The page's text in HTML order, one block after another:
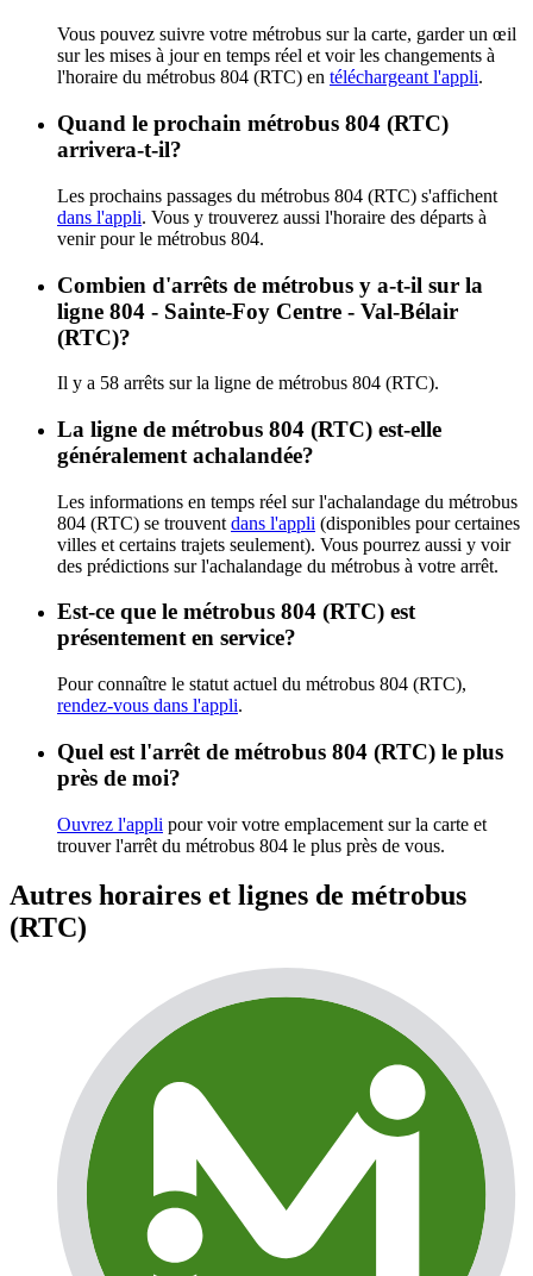
Vous pouvez suivre votre métrobus sur la carte, garder un œil
sur les mises à jour en temps réel et voir les changements à
l'horaire du métrobus 804 (RTC) en téléchargeant l'appli.
Quand le prochain métrobus 804 (RTC)
arrivera-t-il?
Les prochains passages du métrobus 804 (RTC) s'affichent
dans l'appli. Vous y trouverez aussi l'horaire des départs à
venir pour le métrobus 804.
Combien d'arrêts de métrobus y a-t-il sur la
ligne 804 - Sainte-Foy Centre - Val-Bélair
(RTC)?
Il y a 58 arrêts sur la ligne de métrobus 804 (RTC).
La ligne de métrobus 804 (RTC) est-elle
généralement achalandée?
Les informations en temps réel sur l'achalandage du métrobus
804 (RTC) se trouvent dans l'appli (disponibles pour certaines
villes et certains trajets seulement). Vous pourrez aussi y voir
des prédictions sur l'achalandage du métrobus à votre arrêt.
Est-ce que le métrobus 804 (RTC) est
présentement en service?
Pour connaître le statut actuel du métrobus 804 (RTC),
rendez-vous dans l'appli.
Quel est l'arrêt de métrobus 804 (RTC) le plus
près de moi?
Ouvrez l'appli pour voir votre emplacement sur la carte et
trouver l'arrêt du métrobus 804 le plus près de vous.
Autres horaires et lignes de métrobus
(RTC)